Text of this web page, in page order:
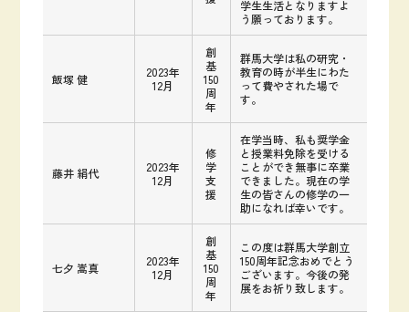
学生生活となりますよ
う願っております。
飯塚 健
2023年
12月
創
基
150
周
年
群馬大学は私の研究・
教育の時が半生にわた
って費やされた場で
す。
藤井 絹代
2023年
12月
修
学
支
援
在学当時、私も奨学金
と授業料免除を受ける
ことができ無事に卒業
できました。現在の学
生の皆さんの修学の一
助になれば幸いです。
七夕 嵩真
2023年
12月
創
基
150
周
年
この度は群馬大学創立
150周年記念おめでとう
ございます。今後の発
展をお祈り致します。